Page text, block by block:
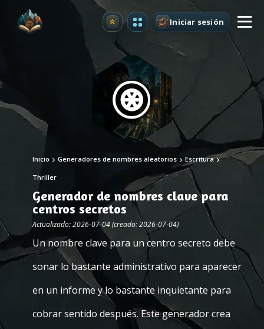
Mejorar Iniciar sesión
Inicio Generadores de nombres aleatorios Escritura
Thriller
Generador de nombres clave para
centros secretos
Actualizado: 2026-07-04 (creado: 2026-07-04)
Un nombre clave para un centro secreto debe
sonar lo bastante administrativo para aparecer
en un informe y lo bastante inquietante para
cobrar sentido después. Este generador crea